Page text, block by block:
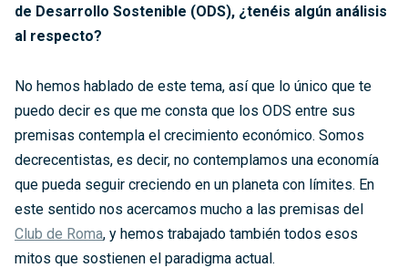
de Desarrollo Sostenible (ODS), ¿tenéis algún análisis
al respecto?
No hemos hablado de este tema, así que lo único que te
puedo decir es que me consta que los ODS entre sus
premisas contempla el crecimiento económico. Somos
decrecentistas, es decir, no contemplamos una economía
que pueda seguir creciendo en un planeta con límites. En
este sentido nos acercamos mucho a las premisas del
Club de Roma, y hemos trabajado también todos esos
mitos que sostienen el paradigma actual.